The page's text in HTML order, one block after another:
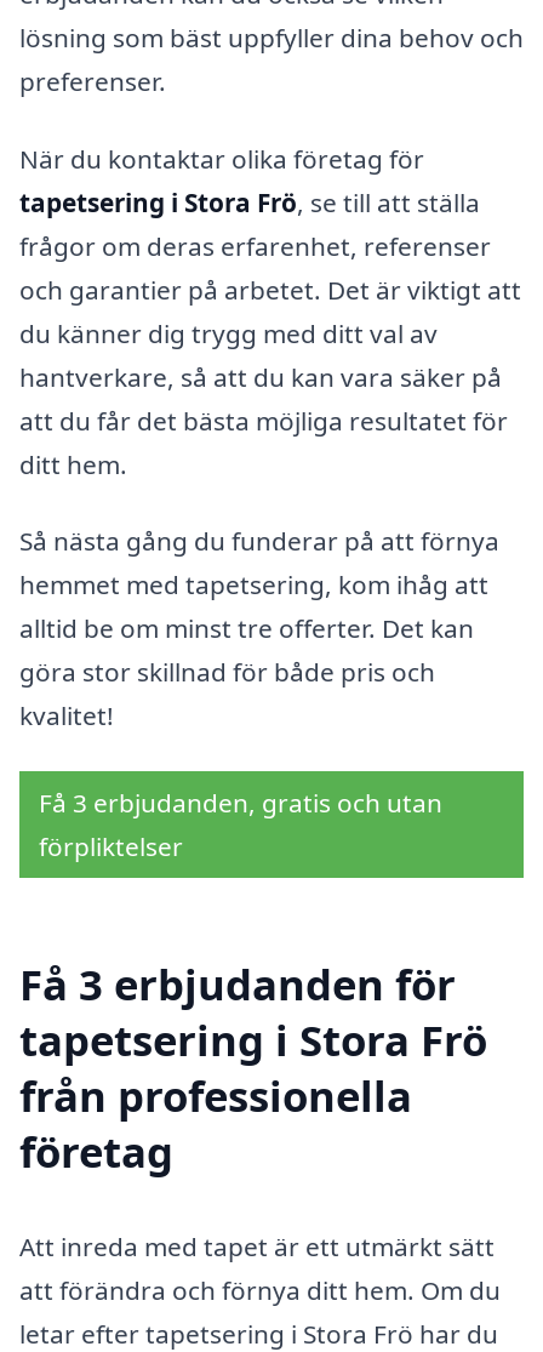
lösning som bäst uppfyller dina behov och
preferenser.
När du kontaktar olika företag för
tapetsering i Stora Frö, se till att ställa
frågor om deras erfarenhet, referenser
och garantier på arbetet. Det är viktigt att
du känner dig trygg med ditt val av
hantverkare, så att du kan vara säker på
att du får det bästa möjliga resultatet för
ditt hem.
Så nästa gång du funderar på att förnya
hemmet med tapetsering, kom ihåg att
alltid be om minst tre offerter. Det kan
göra stor skillnad för både pris och
kvalitet!
Få 3 erbjudanden, gratis och utan
förpliktelser
Få 3 erbjudanden för
tapetsering i Stora Frö
från professionella
företag
Att inreda med tapet är ett utmärkt sätt
att förändra och förnya ditt hem. Om du
letar efter tapetsering i Stora Frö har du